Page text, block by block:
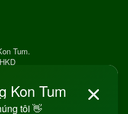
Tum.
Tổ 6, Phường Kon Tum,